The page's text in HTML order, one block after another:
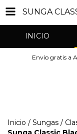
INICIO
Envío gratis a
Inicio / Sungas /